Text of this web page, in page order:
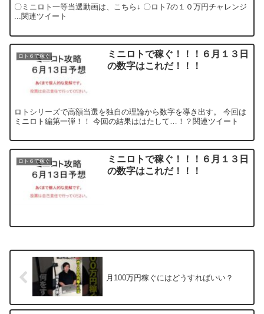
〇ミニロト一等当選動画は、こちら↓ 〇ロト7の１０万円チャレンジ
...関連ツイート
ロト６で稼ぐ
ミニロトで稼ぐ！！！６月１３日
の数字はこれだ！！！
ロトシリーズで高額当選を独自の理論から数字を導き出す。 今回は
ミニロト編第一弾！！ 今回の結果ははたして…！？関連ツイート
ロト６で稼ぐ
ミニロトで稼ぐ！！！６月１３日
の数字はこれだ！！！
月100万円稼ぐにはどうすればいい？